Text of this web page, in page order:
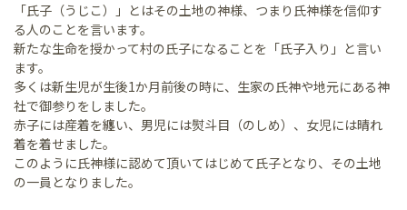
「氏子（うじこ）」とはその土地の神様、つまり氏神様を信仰す
る人のことを言います。
新たな生命を授かって村の氏子になることを「氏子入り」と言い
ます。
多くは新生児が生後1か月前後の時に、生家の氏神や地元にある神
社で御参りをしました。
赤子には産着を纏い、男児には熨斗目（のしめ）、女児には晴れ
着を着せました。
このように氏神様に認めて頂いてはじめて氏子となり、その土地
の一員となりました。